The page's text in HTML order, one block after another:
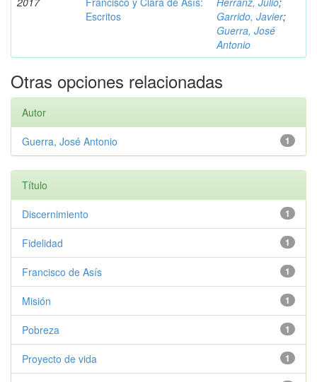
Escritos
Garrido, Javier;
Guerra, José
Antonio
Otras opciones relacionadas
Autor
1
Guerra, José Antonio
Título
1
Discernimiento
1
Fidelidad
1
Francisco de Asís
1
Misión
1
Pobreza
1
Proyecto de vida